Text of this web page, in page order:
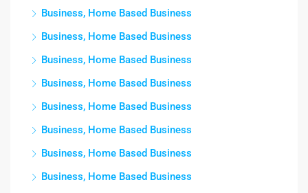
Business, Home Based Business
Business, Home Based Business
Business, Home Based Business
Business, Home Based Business
Business, Home Based Business
Business, Home Based Business
Business, Home Based Business
Business, Home Based Business